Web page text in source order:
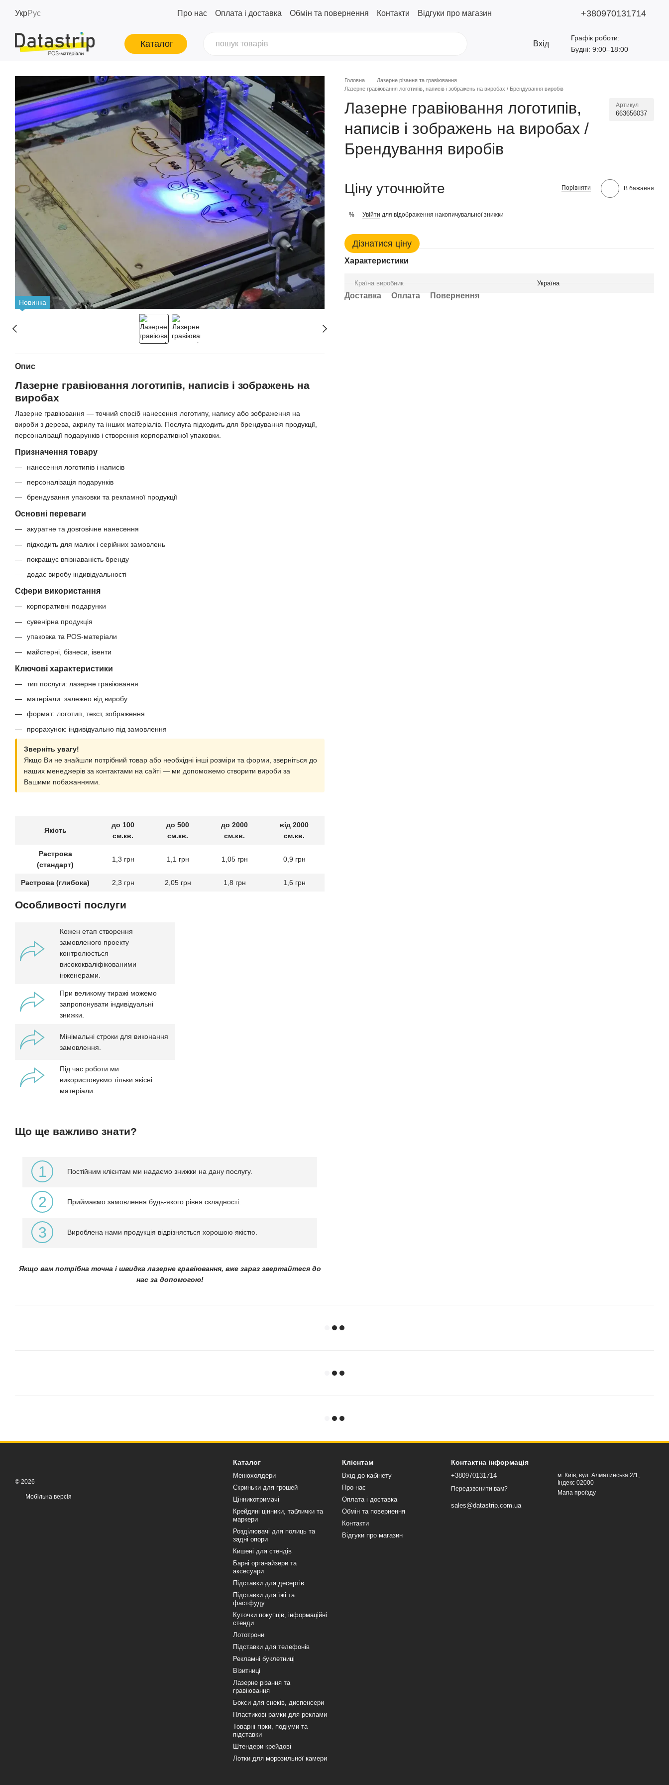
УкрРус Про нас Оплата і доставка Обмін та повернення Контакти Відгуки про магазин +380970131714
Каталог Вхід
Графік роботи:
Будні: 9:00–18:00
Новинка
Опис
Лазерне гравіювання логотипів, написів і зображень на
виробах
Лазерне гравіювання — точний спосіб нанесення логотипу, напису або зображення на
вироби з дерева, акрилу та інших матеріалів. Послуга підходить для брендування продукції,
персоналізації подарунків і створення корпоративної упаковки.
Призначення товару
нанесення логотипів і написів
персоналізація подарунків
брендування упаковки та рекламної продукції
Основні переваги
акуратне та довговічне нанесення
підходить для малих і серійних замовлень
покращує впізнаваність бренду
додає виробу індивідуальності
Сфери використання
корпоративні подарунки
сувенірна продукція
упаковка та POS-матеріали
майстерні, бізнеси, івенти
Ключові характеристики
тип послуги: лазерне гравіювання
матеріали: залежно від виробу
формат: логотип, текст, зображення
прорахунок: індивідуально під замовлення
Зверніть увагу!
Якщо Ви не знайшли потрібний товар або необхідні інші розміри та форми, зверніться до
наших менеджерів за контактами на сайті — ми допоможемо створити вироби за
Вашими побажаннями.
Якість
до 100
см.кв.
до 500
см.кв.
до 2000
см.кв.
від 2000
см.кв.
Растрова
(стандарт)
1,3 грн 1,1 грн 1,05 грн 0,9 грн
Растрова (глибока) 2,3 грн 2,05 грн 1,8 грн 1,6 грн
Особливості послуги
Кожен етап створення
замовленого проекту
контролюється
висококваліфікованими
інженерами.
При великому тиражі можемо
запропонувати індивідуальні
знижки.
Мінімальні строки для виконання
замовлення.
Під час роботи ми
використовуємо тільки якісні
матеріали.
Що ще важливо знати?
1 Постійним клієнтам ми надаємо знижки на дану послугу.
2 Приймаємо замовлення будь-якого рівня складності.
3 Вироблена нами продукція відрізняється хорошою якістю.
Якщо вам потрібна точна і швидка лазерне гравіювання, вже зараз звертайтеся до
нас за допомогою!
Головна
Лазерне різання та гравіювання
Лазерне гравіювання логотипів, написів і зображень на виробах / Брендування виробів
Лазерне гравіювання логотипів,
написів і зображень на виробах /
Брендування виробів
Артикул
663656037
Ціну уточнюйте Порівняти В бажання
% Увійти для відображення накопичувальної знижки
Дізнатися ціну
Характеристики
Країна виробник Україна
Доставка Оплата Повернення
© 2026
Мобільна версія
Каталог
Менюхолдери
Скриньки для грошей
Цінникотримачі
Крейдяні цінники, таблички та
маркери
Розділювачі для полиць та
задні опори
Кишені для стендів
Барні органайзери та
аксесуари
Підставки для десертів
Підставки для їжі та
фастфуду
Куточки покупців, інформаційні
стенди
Лототрони
Підставки для телефонів
Рекламні буклетниці
Візитниці
Лазерне різання та
гравіювання
Бокси для снеків, диспенсери
Пластикові рамки для реклами
Товарні гірки, подіуми та
підставки
Штендери крейдові
Лотки для морозильної камери
Клієнтам
Вхід до кабінету
Про нас
Оплата і доставка
Обмін та повернення
Контакти
Відгуки про магазин
Контактна інформація
+380970131714
Передзвонити вам?
sales@datastrip.com.ua
м. Київ, вул. Алматинська 2/1,
Індекс 02000
Мапа проїзду